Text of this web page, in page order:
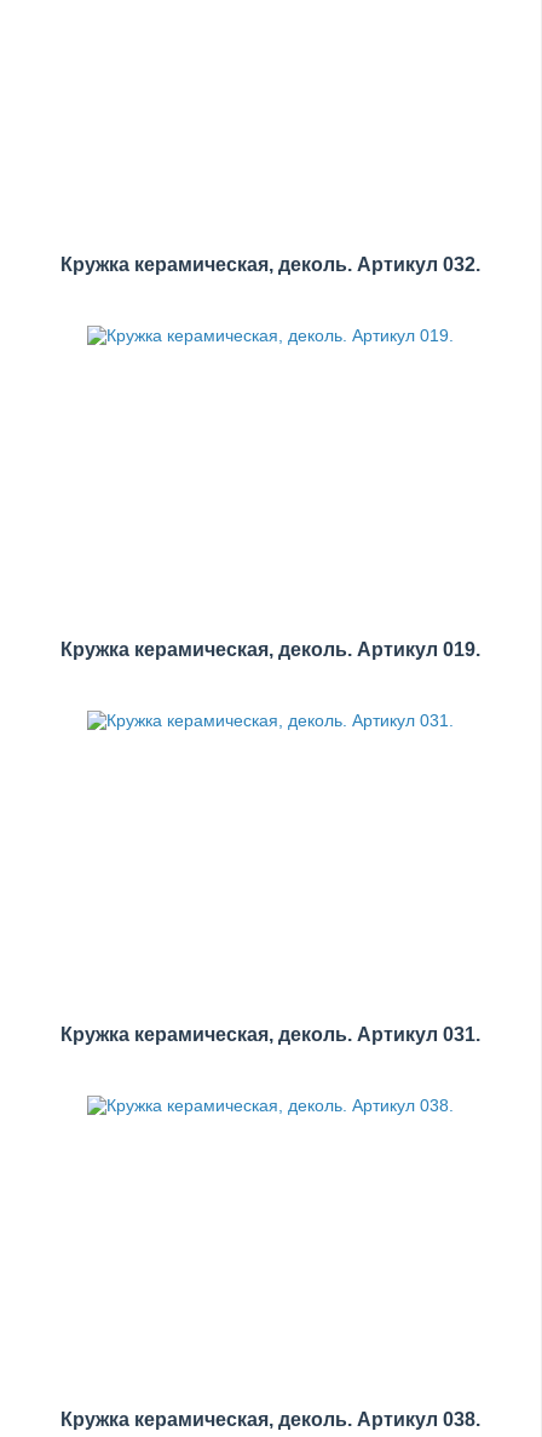
Кружка керамическая, деколь. Артикул 032.
Кружка керамическая, деколь. Артикул 019.
Кружка керамическая, деколь. Артикул 031.
Кружка керамическая, деколь. Артикул 038.